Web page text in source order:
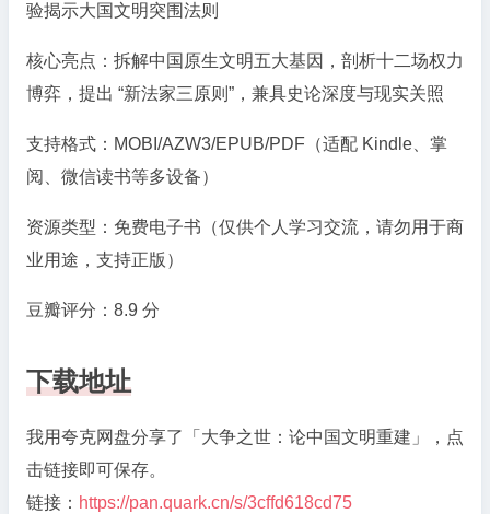
验
与
国
突
验揭示大国文明突围法则
核心亮点：拆解中国原生文明五大基因，剖析十二场权力
博弈，提出 “新法家三原则”，兼具史论深度与现实关照
支持格式：MOBI/AZW3/EPUB/PDF（适配 Kindle、掌
阅、微信读书等多设备）
资源类型：免费电子书（仅供个人学习交流，请勿用于商
业用途，支持正版）
豆瓣评分：8.9 分
下载地址
我用夸克网盘分享了「大争之世：论中国文明重建」，点
击链接即可保存。
链接： https://pan.quark.cn/s/3cffd618cd75